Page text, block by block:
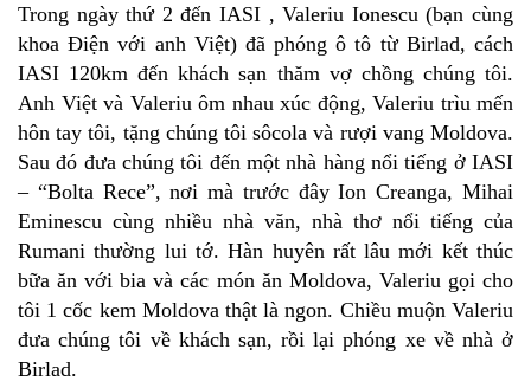
Trong ngày thứ 2 đến IASI , Valeriu Ionescu (bạn cùng
khoa Điện với anh Việt) đã phóng ô tô từ Birlad, cách
IASI 120km đến khách sạn thăm vợ chồng chúng tôi.
Anh Việt và Valeriu ôm nhau xúc động, Valeriu trìu mến
hôn tay tôi, tặng chúng tôi sôcola và rượi vang Moldova.
Sau đó đưa chúng tôi đến một nhà hàng nổi tiếng ở IASI
– “Bolta Rece”, nơi mà trước đây Ion Creanga, Mihai
Eminescu cùng nhiều nhà văn, nhà thơ nổi tiếng của
Rumani thường lui tớ. Hàn huyên rất lâu mới kết thúc
bữa ăn với bia và các món ăn Moldova, Valeriu gọi cho
tôi 1 cốc kem Moldova thật là ngon. Chiều muộn Valeriu
đưa chúng tôi về khách sạn, rồi lại phóng xe về nhà ở
Birlad.